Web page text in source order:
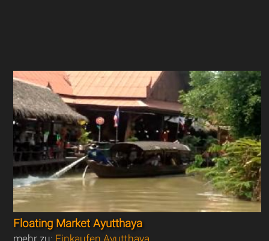
Floating Market Ayutthaya